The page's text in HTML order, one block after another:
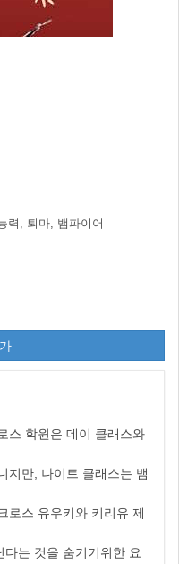
력, 퇴마, 뱀파이어
스 학원은 데이 클래스와
지만, 나이트 클래스는 뱀
로스 유우키와 키리유 제
는 것을 숨기기위한 요